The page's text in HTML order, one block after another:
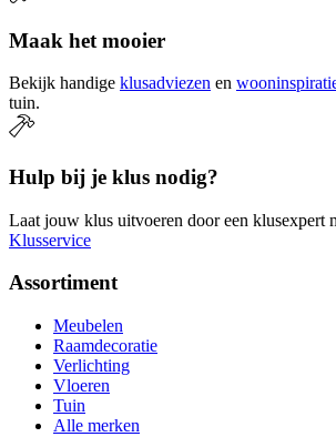
Maak het mooier
Bekijk handige klusadviezen en
tuin.
Hulp bij je klus nodig?
Laat jouw klus uitvoeren door een klusexpert
Klusservice
Assortiment
Meubelen
Raamdecoratie
Verlichting
Vloeren
Tuin
Alle merken